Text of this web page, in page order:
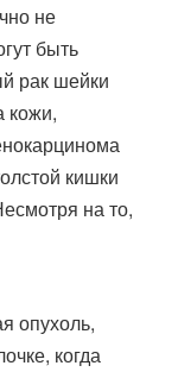
не
быть
рак шейки
кожи,
кишки
на то,
опухоль,
когда